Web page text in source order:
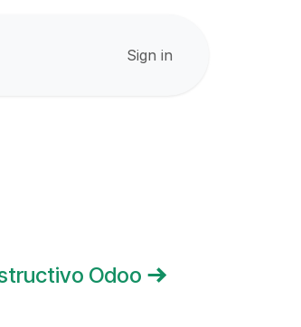
Sign in
Odoo